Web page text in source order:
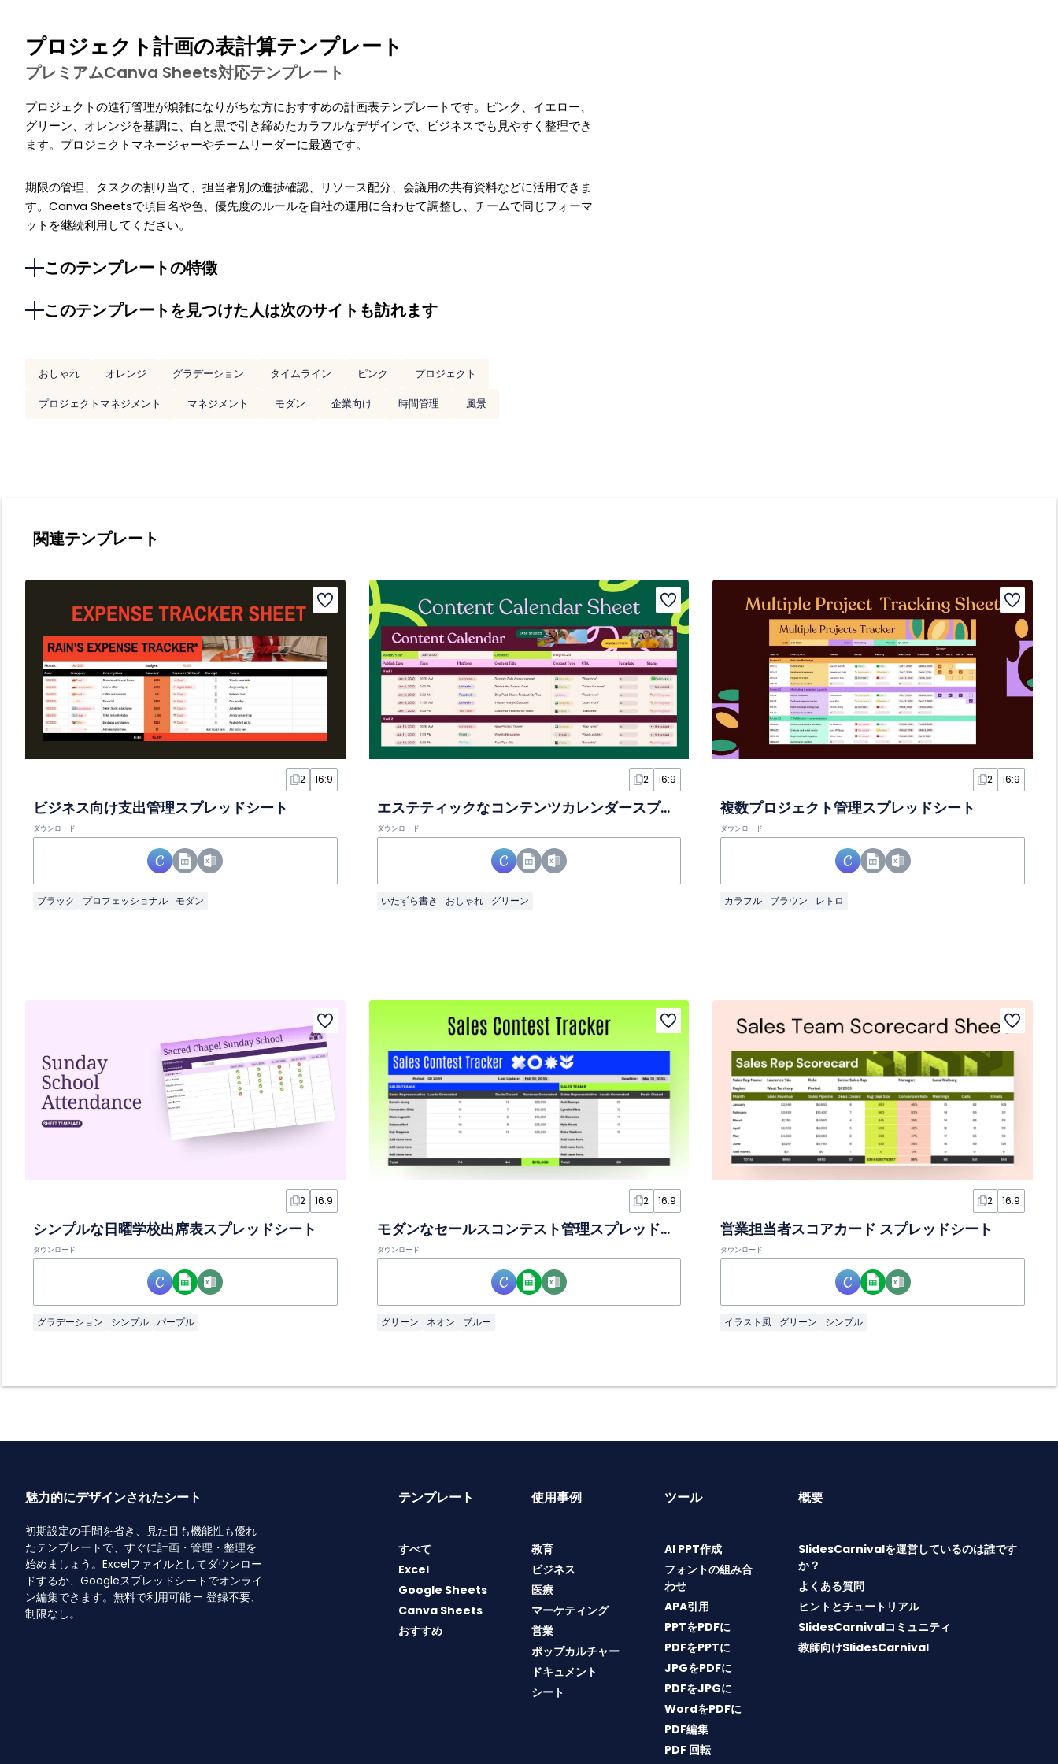
プロジェクト計画の表計算テンプレート
プレミアムCanva Sheets対応テンプレート
プロジェクトの進行管理が煩雑になりがちな方におすすめの計画表テンプレートです。ピンク、イエロー、
グリーン、オレンジを基調に、白と黒で引き締めたカラフルなデザインで、ビジネスでも見やすく整理でき
ます。プロジェクトマネージャーやチームリーダーに最適です。
期限の管理、タスクの割り当て、担当者別の進捗確認、リソース配分、会議用の共有資料などに活用できま
す。Canva Sheetsで項目名や色、優先度のルールを自社の運用に合わせて調整し、チームで同じフォーマ
ットを継続利用してください。
このテンプレートの特徴
このテンプレートを見つけた人は次のサイトも訪れます
おしゃれ オレンジ グラデーション タイムライン ピンク
プロジェクト
プロジェクトマネジメント
マネジメント モダン 企業向け 時間管理 風景
関連テンプレート
2 16:9
ビジネス向け支出管理スプレッドシート
ダウンロード
ブラック プロフェッショナル モダン
2 16:9
エステティックなコンテンツカレンダースプレッドシート
ダウンロード
いたずら書き おしゃれ グリーン
2 16:9
複数プロジェクト管理スプレッドシート
ダウンロード
カラフル ブラウン レトロ
2 16:9
シンプルな日曜学校出席表スプレッドシート
ダウンロード
グラデーション シンプル パープル
2 16:9
モダンなセールスコンテスト管理スプレッドシート
ダウンロード
グリーン ネオン ブルー
2 16:9
営業担当者スコアカード スプレッドシート
ダウンロード
イラスト風 グリーン シンプル
魅力的にデザインされたシート
初期設定の手間を省き、見た目も機能性も優れ
たテンプレートで、すぐに計画・管理・整理を
始めましょう。Excelファイルとしてダウンロー
ドするか、Googleスプレッドシートでオンライ
ン編集できます。無料で利用可能 — 登録不要、
制限なし。
テンプレート
すべて
Excel
Google Sheets
Canva Sheets
おすすめ
使用事例
教育
ビジネス
医療
マーケティング
営業
ポップカルチャー
ドキュメント
シート
ツール
AI PPT作成
フォントの組み合
わせ
APA引用
PPTをPDFに
PDFをPPTに
JPGをPDFに
PDFをJPGに
WordをPDFに
PDF編集
PDF 回転
概要
SlidesCarnivalを運営しているのは誰です
か？
よくある質問
ヒントとチュートリアル
SlidesCarnivalコミュニティ
教師向けSlidesCarnival